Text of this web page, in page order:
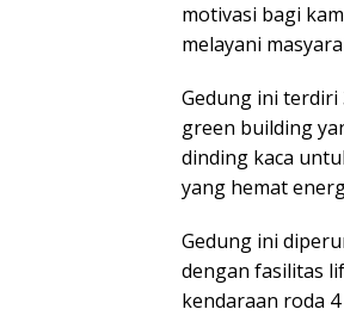
motivasi bagi
melayani
Gedung ini terdiri
green building
dinding kaca
yang hemat
Gedung ini
dengan fasilitas
kendaraan roda